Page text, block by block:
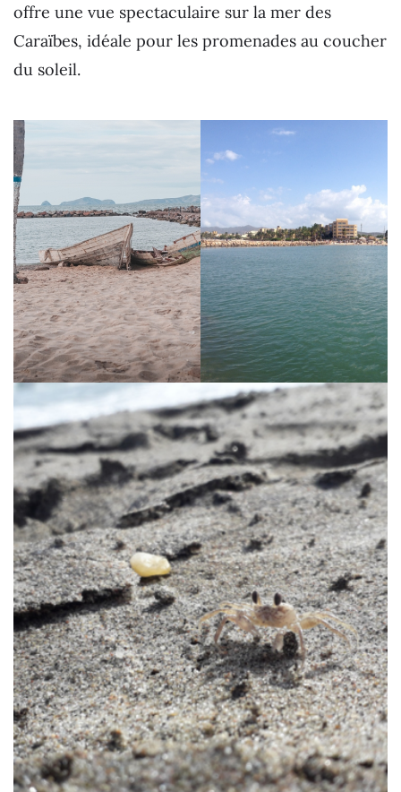
offre une vue spectaculaire sur la mer des
Caraïbes, idéale pour les promenades au coucher
du soleil.